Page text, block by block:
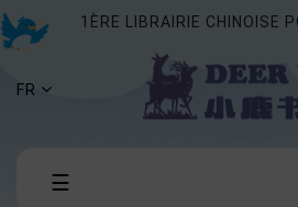
1ÈRE LIBRAIRIE CHINOISE
FR
Basculer
☰